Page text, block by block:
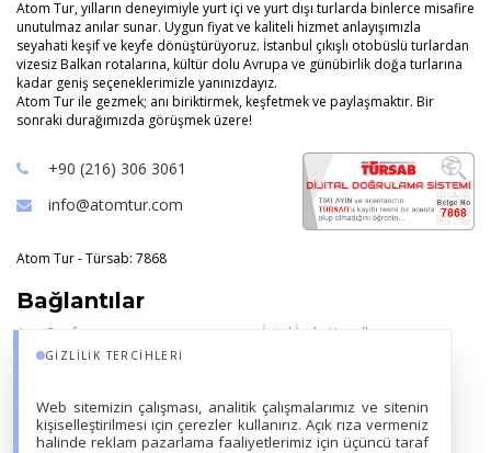
GIZLILIK TERCIHLERI
Web sitemizin çalışması, analitik çalışmalarımız ve sitenin
kişiselleştirilmesi için çerezler kullanırız. Açık rıza vermeniz
halinde reklam pazarlama faaliyetlerimiz için üçüncü taraf
Atom Tur, yılların deneyimiyle yurt içi ve yurt dışı turlarda binlerce misafire
unutulmaz anılar sunar. Uygun fiyat ve kaliteli hizmet anlayışımızla
seyahati keşif ve keyfe dönüştürüyoruz. İstanbul çıkışlı otobüslü turlardan
vizesiz Balkan rotalarına, kültür dolu Avrupa ve günübirlik doğa turlarına
kadar geniş seçeneklerimizle yanınızdayız.
Atom Tur ile gezmek; anı biriktirmek, keşfetmek ve paylaşmaktır. Bir
sonraki durağımızda görüşmek üzere!
+90 (216) 306 3061
info@atomtur.com
Atom Tur - Türsab: 7868
Bağlantılar
Ana Sayfa
Oteller
Ana Sayfa Bilgi Kutusu
İptal İade Koşulları
Çerez Kullanımı
KVKK Metni